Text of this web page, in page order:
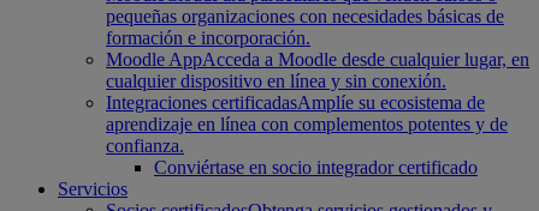
pequeñas organizaciones con necesidades básicas de
formación e incorporación.
Moodle AppAcceda a Moodle desde cualquier lugar, en
cualquier dispositivo en línea y sin conexión.
Integraciones certificadasAmplíe su ecosistema de
aprendizaje en línea con complementos potentes y de
confianza.
Conviértase en socio integrador certificado
Servicios